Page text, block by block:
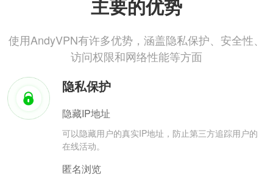
主要的优势
使用AndyVPN有许多优势，涵盖隐私保护、安全性、
访问权限和网络性能等方面
隐私保护
隐藏IP地址
可以隐藏用户的真实IP地址，防止第三方追踪用户的
在线活动。
匿名浏览